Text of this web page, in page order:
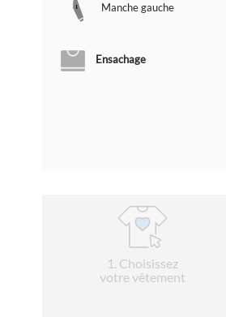
Manche gauche
Ensachage
1 . Choisissez
votre vêtement